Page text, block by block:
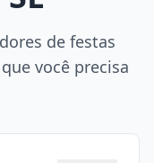
de festas
você precisa